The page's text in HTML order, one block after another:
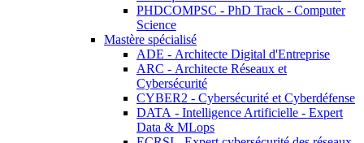
PHDCOMPSC - PhD Track - Computer
Science
Mastère spécialisé
ADE - Architecte Digital d'Entreprise
ARC - Architecte Réseaux et
Cybersécurité
CYBER2 - Cybersécurité et Cyberdéfense
DATA - Intelligence Artificielle - Expert
Data & MLops